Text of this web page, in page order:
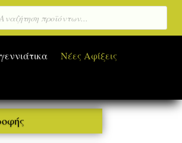
Νέες Αφίξεις